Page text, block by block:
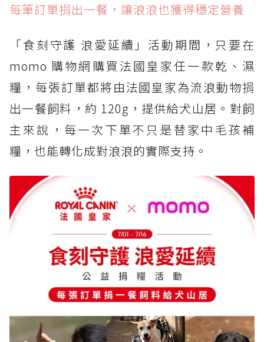
每筆訂單捐出一餐，讓浪浪也獲得穩定營養
「食刻守護 浪愛延續」活動期間，只要在
momo 購物網購買法國皇家任一款乾、濕
糧，每張訂單都將由法國皇家為流浪動物捐
出一餐飼料，約 120g，提供給犬山居。對飼
主來說，每一次下單不只是替家中毛孩補
糧，也能轉化成對浪浪的實際支持。